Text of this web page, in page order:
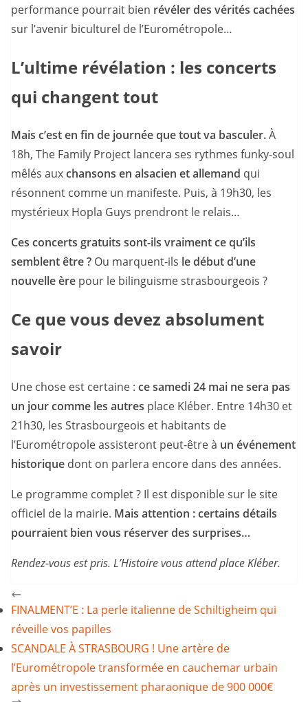
performance pourrait bien révéler des vérités cachées
sur l’avenir biculturel de l’Eurométropole…
L’ultime révélation : les concerts
qui changent tout
Mais c’est en fin de journée que tout va basculer.À
18h, The Family Project lancera ses rythmes funky-soul
mêlés auxchansons en alsacien et allemand qui
résonnent comme un manifeste. Puis, à 19h30, les
mystérieux Hopla Guys prendront le relais…
Ces concerts gratuits sont-ils vraiment ce qu’ils
semblent être ? Ou marquent-ils le début d’une
nouvelle ère pour le bilinguisme strasbourgeois ?
Ce que vous devez absolument
savoir
Une chose est certaine : ce samedi 24 mai ne sera pas
un jour comme les autres place Kléber. Entre 14h30 et
21h30, les Strasbourgeois et habitants de
l’Eurométropole assisteront peut-être à un événement
historique dont on parlera encore dans des années.
Le programme complet ? Il est disponible sur le site
officiel de la mairie. Mais attention : certains détails
pourraient bien vous réserver des surprises…
Rendez-vous est pris. L’Histoire vous attend place Kléber.
FINALMENT’E : La perle italienne de Schiltigheim qui
réveille vos papilles
SCANDALE À STRASBOURG ! Une artère de
l’Eurométropole transformée en cauchemar urbain
après un investissement pharaonique de 900 000€